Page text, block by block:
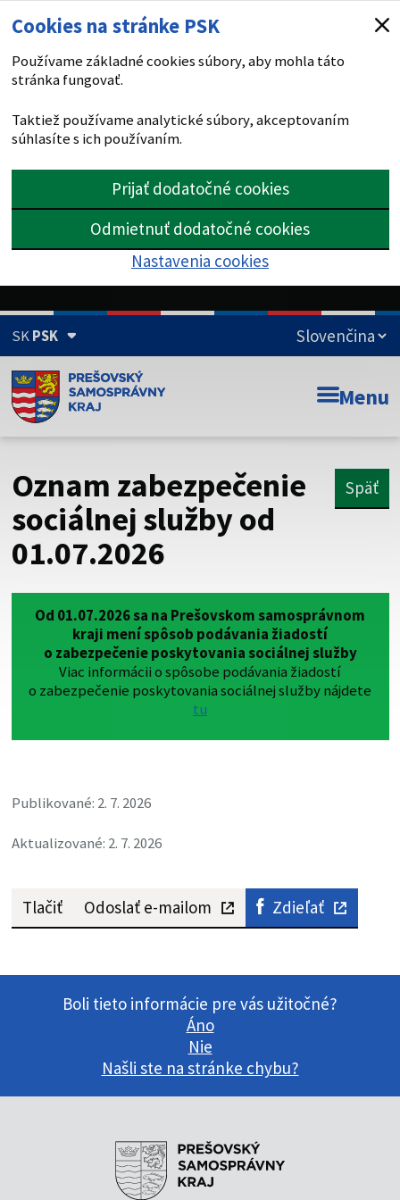
Cookies na stránke PSK
Používame základné cookies súbory, aby mohla táto
stránka fungovať.
Taktiež používame analytické súbory, akceptovaním
súhlasíte s ich používaním.
Prijať dodatočné cookies
Odmietnuť dodatočné cookies
Nastavenia cookies
SKPSK
Doména psk.sk je oficiálna
Toto je oficiálna webová stránka Prešovského
Táto stránka je zabezpečená
Buďte pozorní a vždy sa uistite, že zdieľate informácie iba
cez zabezpečenú webovú stránku. Zabezpečená stránka
Menu
Oznam zabezpečenie
sociálnej služby od
01.07.2026
Späť
Od 01.07.2026 sa na Prešovskom samosprávnom
kraji mení spôsob podávania žiadostí
o zabezpečenie poskytovania sociálnej služby
Viac informácii o spôsobe podávania žiadostí
o zabezpečenie poskytovania sociálnej služby nájdete
tu
Publikované: 2. 7. 2026
Aktualizované: 2. 7. 2026
Tlačiť Odoslať e-mailom Zdieľať
Boli tieto informácie pre vás užitočné?
Áno
Nie
Našli ste na stránke chybu?